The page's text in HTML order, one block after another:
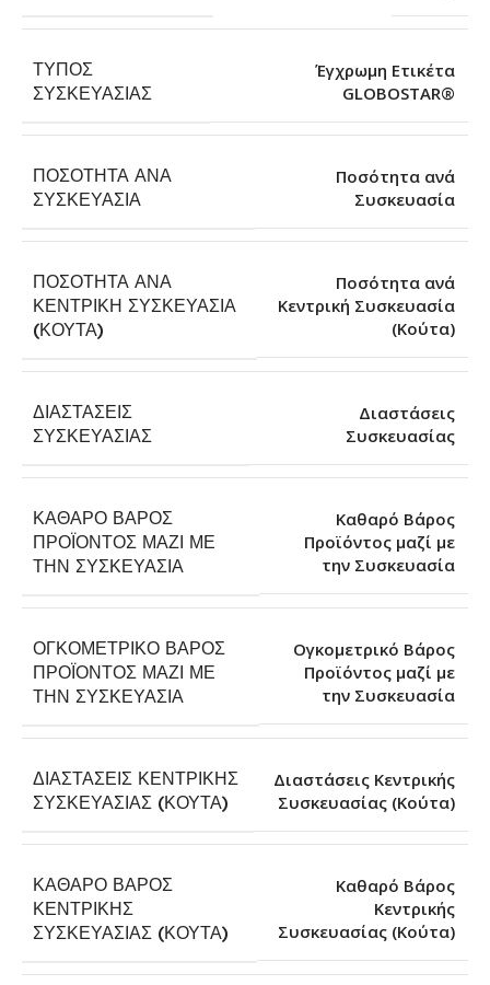
ΤΎΠΟΣ
ΣΥΣΚΕΥΑΣΊΑΣ
Έγχρωμη Ετικέτα
GLOBOSTAR®
ΠΟΣΌΤΗΤΑ ΑΝΆ
ΣΥΣΚΕΥΑΣΊΑ
Ποσότητα ανά
Συσκευασία
ΠΟΣΌΤΗΤΑ ΑΝΆ
ΚΕΝΤΡΙΚΉ ΣΥΣΚΕΥΑΣΊΑ
(ΚΟΎΤΑ)
Ποσότητα ανά
Κεντρική Συσκευασία
(Κούτα)
ΔΙΑΣΤΆΣΕΙΣ
ΣΥΣΚΕΥΑΣΊΑΣ
Διαστάσεις
Συσκευασίας
ΚΑΘΑΡΌ ΒΆΡΟΣ
ΠΡΟΪΌΝΤΟΣ ΜΑΖΊ ΜΕ
ΤΗΝ ΣΥΣΚΕΥΑΣΊΑ
Καθαρό Βάρος
Προϊόντος μαζί με
την Συσκευασία
ΟΓΚΟΜΕΤΡΙΚΌ ΒΆΡΟΣ
ΠΡΟΪΌΝΤΟΣ ΜΑΖΊ ΜΕ
ΤΗΝ ΣΥΣΚΕΥΑΣΊΑ
Ογκομετρικό Βάρος
Προϊόντος μαζί με
την Συσκευασία
ΔΙΑΣΤΆΣΕΙΣ ΚΕΝΤΡΙΚΉΣ
ΣΥΣΚΕΥΑΣΊΑΣ (ΚΟΎΤΑ)
Διαστάσεις Κεντρικής
Συσκευασίας (Κούτα)
ΚΑΘΑΡΌ ΒΆΡΟΣ
ΚΕΝΤΡΙΚΉΣ
ΣΥΣΚΕΥΑΣΊΑΣ (ΚΟΎΤΑ)
Καθαρό Βάρος
Κεντρικής
Συσκευασίας (Κούτα)